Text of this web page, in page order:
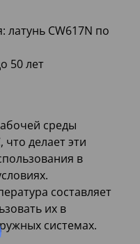
латунь CW617N по
50 лет
среды
что делает эти
в
составляет
их в
системах.